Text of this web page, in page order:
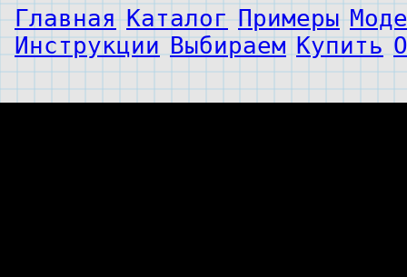
Главная Каталог Примеры
Инструкции Выбираем Купить